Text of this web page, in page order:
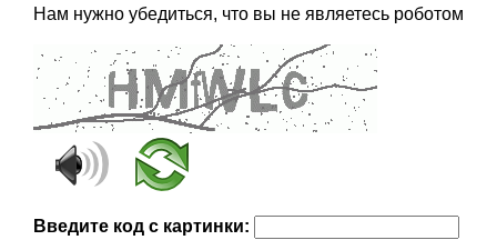
Нам нужно убедиться, что вы не являетесь роботом
Введите код с картинки: